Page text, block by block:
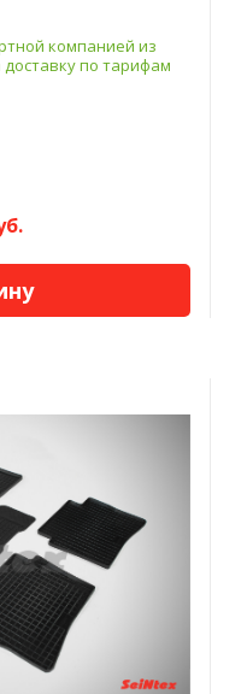
компанией из
доставку по тарифам